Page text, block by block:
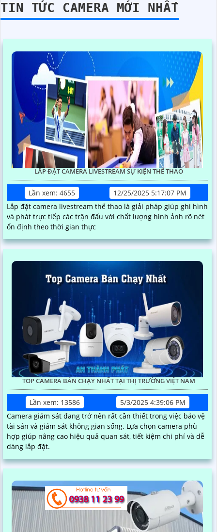
TIN TỨC CAMERA MỚI NHẤT
LẮP ĐẶT CAMERA LIVESTREAM SỰ KIỆN THỂ THAO
Lần xem: 4655
12/25/2025 5:17:07 PM
Lắp đặt camera livestream thể thao là giải pháp giúp ghi hình
và phát trực tiếp các trận đấu với chất lượng hình ảnh rõ nét
ổn định theo thời gian thực
TOP CAMERA BÁN CHẠY NHẤT TẠI THỊ TRƯỜNG VIỆT NAM
Lần xem: 13586
5/3/2025 4:39:06 PM
Camera giám sát đang trở nên rất cần thiết trong việc bảo vệ
tài sản và giám sát không gian sống. Lựa chọn camera phù
hợp giúp nâng cao hiệu quả quan sát, tiết kiệm chi phí và dễ
dàng lắp đặt.